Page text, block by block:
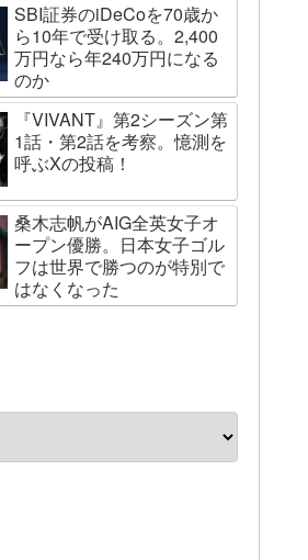
SBI証券のiDeCoを70歳か
ら10年で受け取る。2,400
万円なら年240万円になる
のか
『VIVANT』第2シーズン第
1話・第2話を考察。憶測を
呼ぶXの投稿！
桑木志帆がAIG全英女子オ
ープン優勝。日本女子ゴル
フは世界で勝つのが特別で
はなくなった